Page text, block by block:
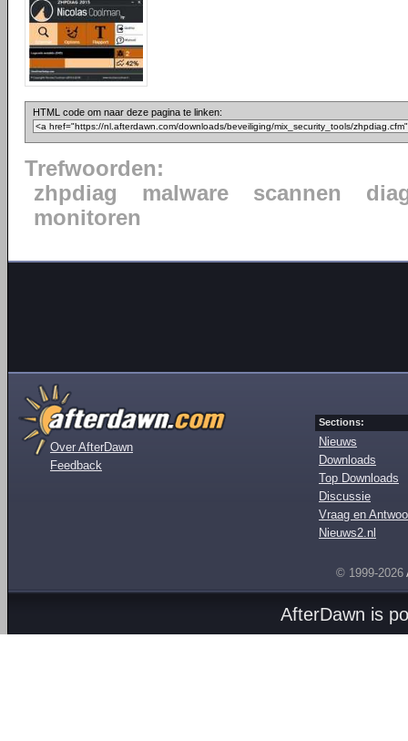
HTML code om naar deze pagina te linken:
Trefwoorden:
zhpdiag
malware scannen
monitoren
Over AfterDawn
Feedback
Sections:
Nieuws
Downloads
Top Downloads
Discussie
Vraag en
Nieuws2.nl
© 1999-2026
AfterDawn is